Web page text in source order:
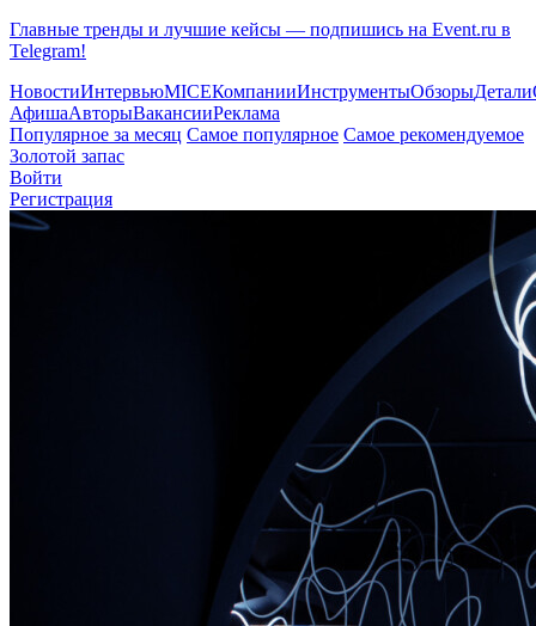
Главные тренды и лучшие кейсы — подпишись на Event.ru в
Telegram!
НовостиИнтервьюMICEКомпанииИнструментыОбзорыДетали
АфишаАвторыВакансииРеклама
Популярное за месяц Самое популярное Самое рекомендуемое
Золотой запас
Войти
Регистрация